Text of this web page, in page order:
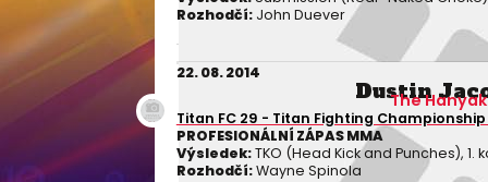
Rozhodčí:John Duever
22. 08. 2014
Dustin
The Hanyak
Titan FC 29 - Titan Fighting Championship
PROFESIONÁLNÍ ZÁPAS MMA
Výsledek:TKO (Head Kick and Punches), 1.
Rozhodčí:Wayne Spinola